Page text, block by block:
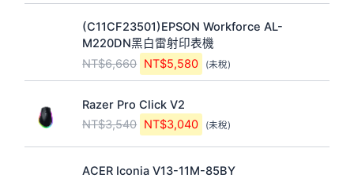
3
,
3
6
0
2
,
9
4
0
：
N
T
$
2
5
,
0
：
N
0
(C11CF23501)EPSON Workforce AL-
M220DN黑白雷射印表機
NT$6,660
原
始
價
格
：
N
T
$
6
,
NT$5,580
目
前
價
格
：
T
$
5
,
(未稅)
Razer Pro Click V2
NT$3,540
原
始
價
格
：
NT$3,040
前
價
格
：
(未稅)
ACER Iconia V13-11M-85BY
原
目